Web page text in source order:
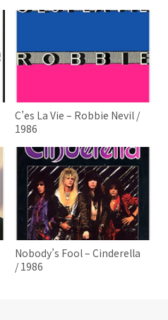
C’es La Vie – Robbie Nevil /
1986
Nobody’s Fool – Cinderella
/ 1986